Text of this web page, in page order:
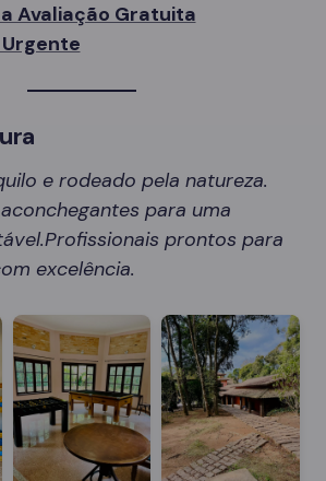
Avaliação Gratuita
e rodeado pela natureza.
para uma
prontos para
excelência.